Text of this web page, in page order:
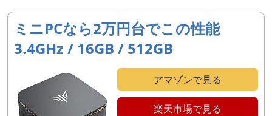
ミニPCなら2万円台でこの性能
3.4GHz / 16GB / 512GB
アマゾンで見る
楽天市場で見る